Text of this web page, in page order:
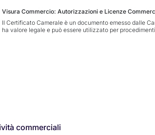
Visura Commercio: Autorizzazioni e Licenze
Il Certificato Camerale è un documento emesso dalle
ha valore legale e può essere utilizzato per
commerciali